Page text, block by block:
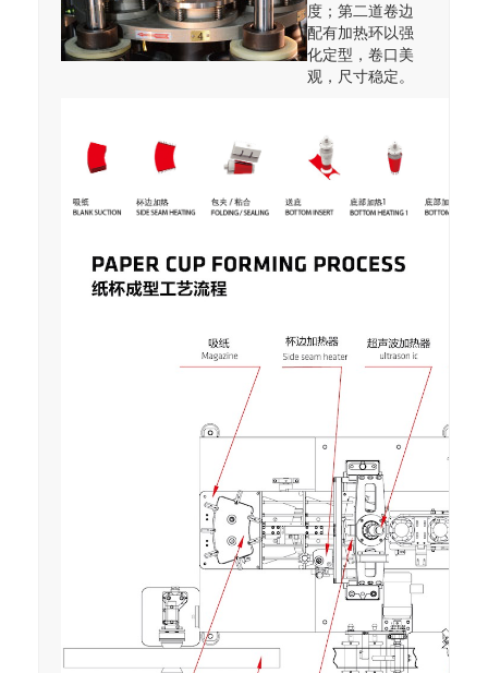
度；第二道卷边
配有加热环以强
化定型，卷口美
观，尺寸稳定。